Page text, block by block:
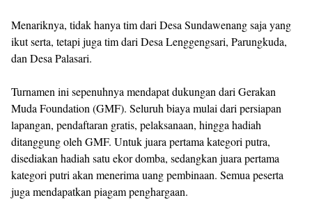
Menariknya, tidak hanya tim dari Desa Sundawenang saja yang
ikut serta, tetapi juga tim dari Desa Lenggengsari, Parungkuda,
dan Desa Palasari.
Turnamen ini sepenuhnya mendapat dukungan dari Gerakan
Muda Foundation (GMF). Seluruh biaya mulai dari persiapan
lapangan, pendaftaran gratis, pelaksanaan, hingga hadiah
ditanggung oleh GMF. Untuk juara pertama kategori putra,
disediakan hadiah satu ekor domba, sedangkan juara pertama
kategori putri akan menerima uang pembinaan. Semua peserta
juga mendapatkan piagam penghargaan.